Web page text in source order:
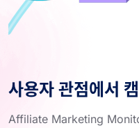
사용자 관점에서
Affiliate Marketing